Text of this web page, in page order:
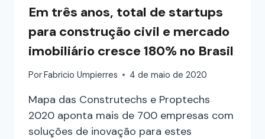
Em três anos, total de startups
para construção civil e mercado
imobiliário cresce 180% no Brasil
PorFabricio Umpierres 4 de maio de 2020
Mapa das Construtechs e Proptechs
2020 aponta mais de 700 empresas com
soluções de inovação para estes